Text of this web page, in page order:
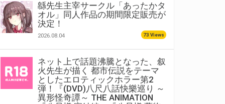
緜先生主宰サークル「あったかタ
オル」同人作品の期間限定販売が
決定！
2026.08.04 73 Views
ネット上で話題沸騰となった、叙
火先生が描く 都市伝説をテーマ
としたエロティックホラー第2
弾！『(DVD)八尺八話快樂巡り ～
異形怪奇譚～ THE ANIMATION